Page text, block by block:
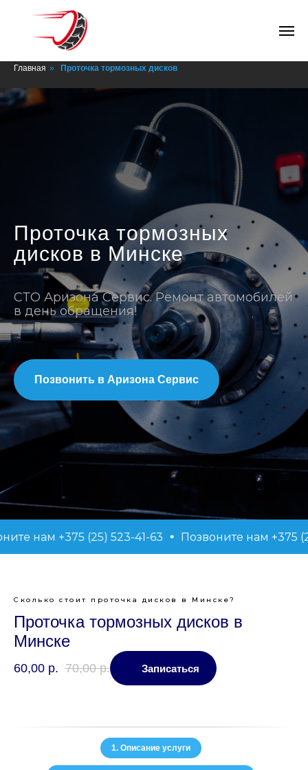
Главная » Проточка тормозных дисков
Проточка тормозных
дисков в Минске
СТО Аризона Сервис. Ремонт автомобилей
в день обращения!
Позвонить в Аризона Сервис
+375 (25) 523-41-63 Позвоните нам +375 (25)
Сколько стоит проточка дисков в Минске?
Проточка тормозных дисков в
Минске
60,00 р. 70,00 р. Записаться
1. Описание услуги